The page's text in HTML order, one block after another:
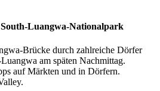
Luangwa-Nationalpark
Brücke durch zahlreiche Dörfer
am späten Nachmittag.
auf Märkten und in Dörfern.